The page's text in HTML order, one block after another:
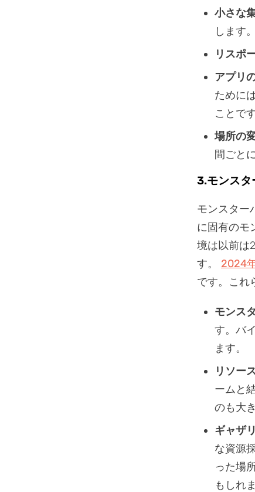
小さな
します
リスポ
アプリ
ために
ことです
場所の
間ごと
3.モンスタ
モンスター
に固有のモ
境は以前は
す。 2024
です。これ
モンス
す。バ
ます。
リソー
ームと
のも大
ギャザ
な資源
った場
もしれ